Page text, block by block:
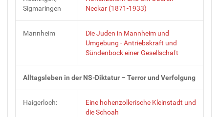
Sigmaringen
Neckar (1871-1933)
Mannheim
Die Juden in Mannheim und
Umgebung - Antriebskraft und
Sündenbock einer Gesellschaft
Alltagsleben in der NS-Diktatur – Terror und Verfolgung
Haigerloch:
Eine hohenzollerische Kleinstadt und
die Schoah